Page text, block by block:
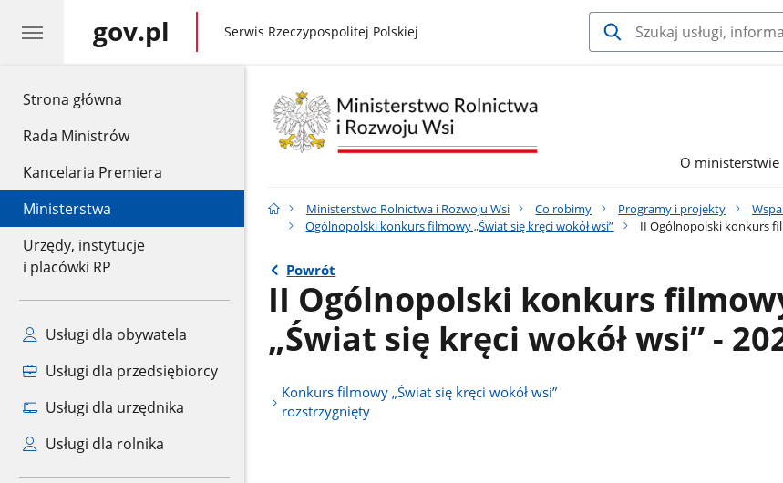
Strona główna
Rada Ministrów
Kancelaria Premiera
Ministerstwa
Urzędy, instytucje
i placówki RP
Usługi dla obywatela
Usługi dla przedsiębiorcy
Usługi dla urzędnika
Usługi dla rolnika
gov.pl gov.pl
Serwis Rzeczypospolitej Polskiej
O ministerstwie
Ministerstwo Rolnictwa i Rozwoju Wsi Co robimy Programy i projekty
Ogólnopolski konkurs filmowy „Świat się kręci wokół wsi”
II Ogólnopolski konkurs
Powrót
II Ogólnopolski konkurs
„Świat się kręci wokół wsi” -
Konkurs filmowy „Świat się kręci wokół wsi”
rozstrzygnięty